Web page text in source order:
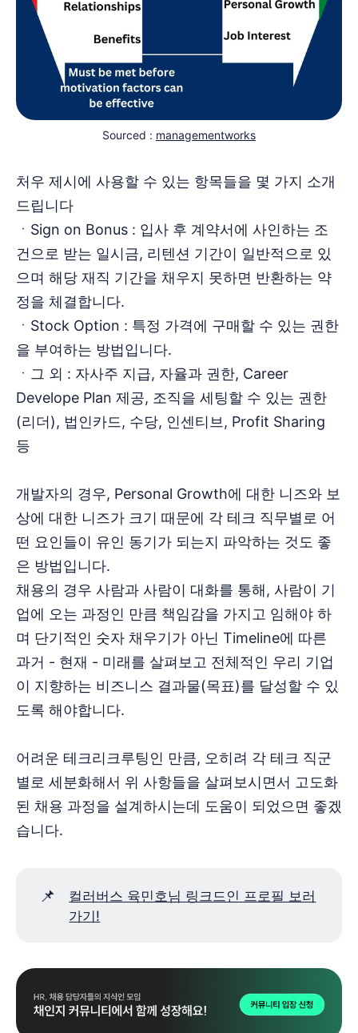
Sourced : managementworks
처우 제시에 사용할 수 있는 항목들을 몇 가지 소개
드립니다
ㆍSign on Bonus : 입사 후 계약서에 사인하는 조
건으로 받는 일시금, 리텐션 기간이 일반적으로 있
으며 해당 재직 기간을 채우지 못하면 반환하는 약
정을 체결합니다.
ㆍStock Option : 특정 가격에 구매할 수 있는 권한
을 부여하는 방법입니다.
ㆍ그 외 : 자사주 지급, 자율과 권한, Career
Develope Plan 제공, 조직을 세팅할 수 있는 권한
(리더), 법인카드, 수당, 인센티브, Profit Sharing
등
개발자의 경우, Personal Growth에 대한 니즈와 보
상에 대한 니즈가 크기 때문에 각 테크 직무별로 어
떤 요인들이 유인 동기가 되는지 파악하는 것도 좋
은 방법입니다.
채용의 경우 사람과 사람이 대화를 통해, 사람이 기
업에 오는 과정인 만큼 책임감을 가지고 임해야 하
며 단기적인 숫자 채우기가 아닌 Timeline에 따른
과거 - 현재 - 미래를 살펴보고 전체적인 우리 기업
이 지향하는 비즈니스 결과물(목표)를 달성할 수 있
도록 해야합니다.
어려운 테크리크루팅인 만큼, 오히려 각 테크 직군
별로 세분화해서 위 사항들을 살펴보시면서 고도화
된 채용 과정을 설계하시는데 도움이 되었으면 좋겠
습니다.
📌
컬러버스 육민호님 링크드인 프로필 보러
가기!